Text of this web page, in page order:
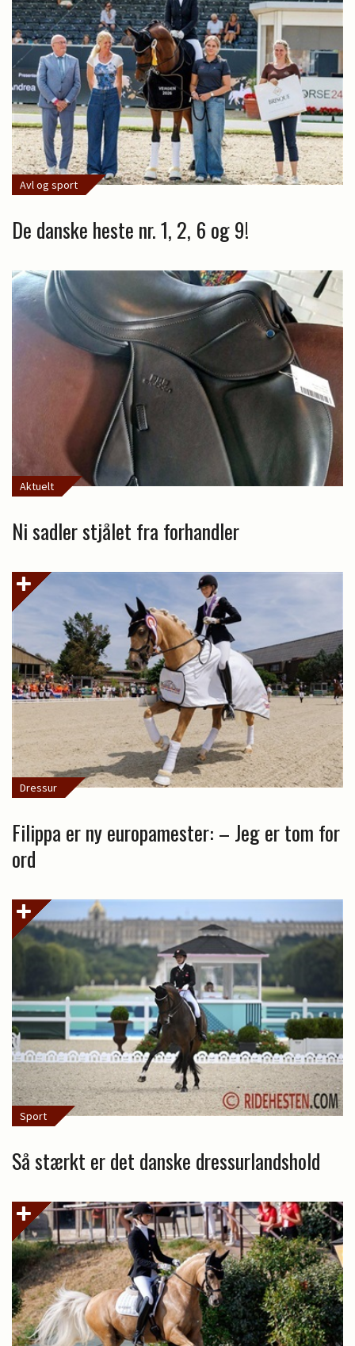
Avl og sport
De danske heste nr. 1, 2, 6 og 9!
Aktuelt
Ni sadler stjålet fra forhandler
Dressur
Filippa er ny europamester: – Jeg er tom for
ord
Sport
Så stærkt er det danske dressurlandshold